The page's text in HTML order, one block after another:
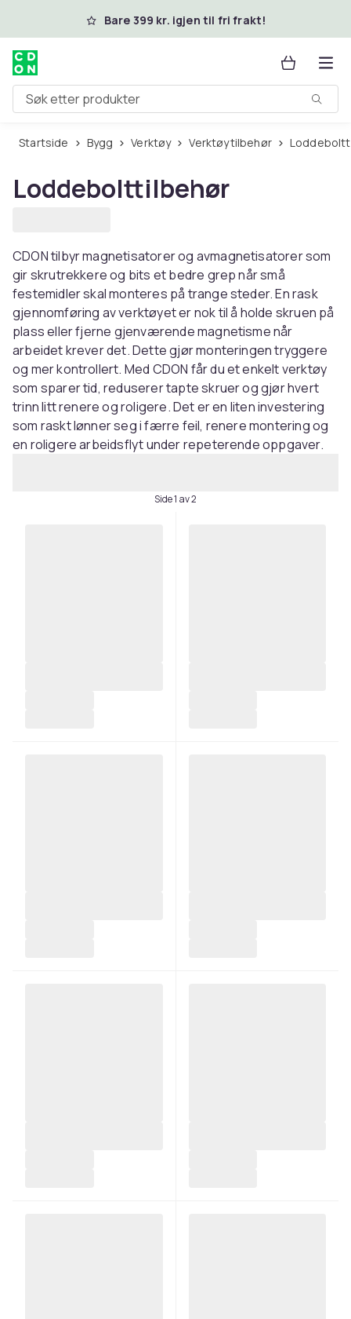
Hopp til hovedinnholdBare 399 kr. igjen til fri frakt!
Søk etter produkter
Startside Bygg Verktøy Verktøytilbehør
Loddebolttilbehør
CDON tilbyr magnetisatorer og avmagnetisatorer som
gir skrutrekkere og bits et bedre grep når små
festemidler skal monteres på trange steder. En rask
gjennomføring av verktøyet er nok til å holde skruen på
plass eller fjerne gjenværende magnetisme når
arbeidet krever det. Dette gjør monteringen tryggere
og mer kontrollert. Med CDON får du et enkelt verktøy
som sparer tid, reduserer tapte skruer og gjør hvert
trinn litt renere og roligere. Det er en liten investering
som raskt lønner seg i færre feil, renere montering og
en roligere arbeidsflyt under repeterende oppgaver.
Side 1 av 2